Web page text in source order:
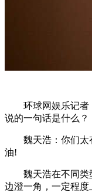
环球网娱乐记者
说的一句话是什么？
魏天浩：你们太
油!
魏天浩在不同类
边澄一角，一定程